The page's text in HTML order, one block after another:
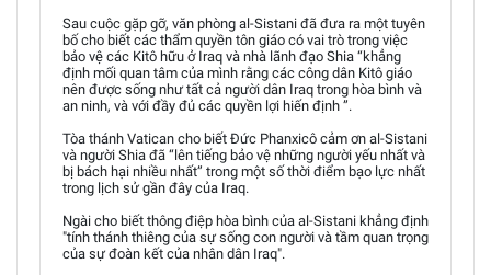
Sau cuộc gặp gỡ, văn phòng al-Sistani đã đưa ra một tuyên
bố cho biết các thẩm quyền tôn giáo có vai trò trong việc
bảo vệ các Kitô hữu ở Iraq và nhà lãnh đạo Shia “khẳng
định mối quan tâm của mình rằng các công dân Kitô giáo
nên được sống như tất cả người dân Iraq trong hòa bình và
an ninh, và với đầy đủ các quyền lợi hiến định ”.
Tòa thánh Vatican cho biết Đức Phanxicô cảm ơn al-Sistani
và người Shia đã “lên tiếng bảo vệ những người yếu nhất và
bị bách hại nhiều nhất” trong một số thời điểm bạo lực nhất
trong lịch sử gần đây của Iraq.
Ngài cho biết thông điệp hòa bình của al-Sistani khẳng định
"tính thánh thiêng của sự sống con người và tầm quan trọng
của sự đoàn kết của nhân dân Iraq".